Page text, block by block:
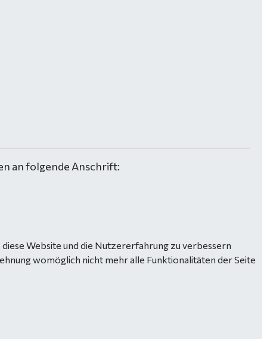
an folgende Anschrift:
Website und die Nutzererfahrung zu verbessern
womöglich nicht mehr alle Funktionalitäten der Seite